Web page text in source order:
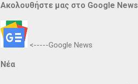
Ακολουθήστε μας στο Google News
<-----Google News
Νέα